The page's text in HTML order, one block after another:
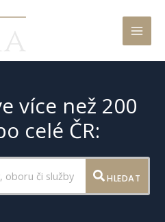
více než 200
celé ČR:
HLEDAT